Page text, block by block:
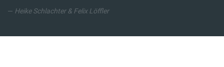
Heike Schlachter & Felix Löffler